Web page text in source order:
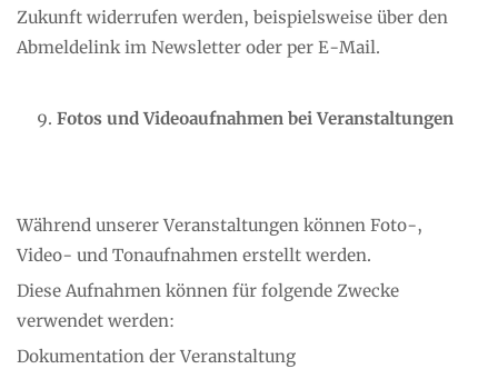
Zukunft widerrufen werden, beispielsweise über den
Abmeldelink im Newsletter oder per E-Mail.
Fotos und Videoaufnahmen bei Veranstaltungen
Während unserer Veranstaltungen können Foto-,
Video- und Tonaufnahmen erstellt werden.
Diese Aufnahmen können für folgende Zwecke
verwendet werden:
Dokumentation der Veranstaltung